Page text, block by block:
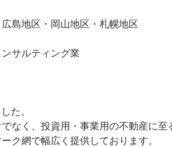
島地区・岡山地区・札幌地区
サルティング業
た。
なく、投資用・事業用の不動産に至
ク網で幅広く提供しております。